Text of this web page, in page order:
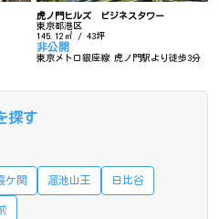
虎ノ門ヒルズ ビジネスタワー
東京都港区
145.12㎡ / 43坪
非公開
東京メトロ銀座線 虎ノ門駅より徒歩3分
探す
ケ関 溜池山王 日比谷